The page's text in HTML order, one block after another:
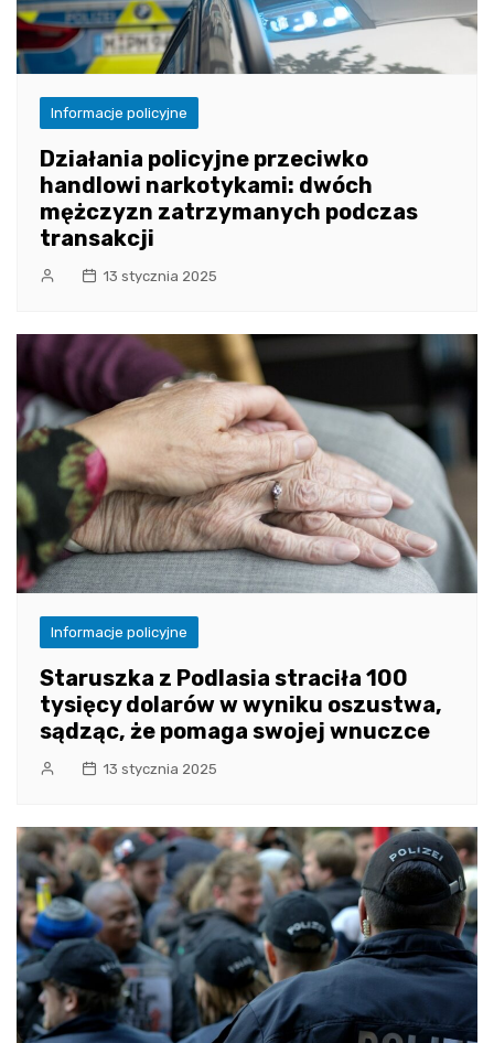
Informacje policyjne
Działania policyjne przeciwko
handlowi narkotykami: dwóch
mężczyzn zatrzymanych podczas
transakcji
13 stycznia 2025
Informacje policyjne
Staruszka z Podlasia straciła 100
tysięcy dolarów w wyniku oszustwa,
sądząc, że pomaga swojej wnuczce
13 stycznia 2025